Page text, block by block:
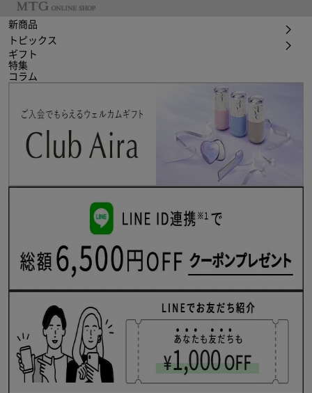
新商品
トピックス
ギフト
特集
コラム